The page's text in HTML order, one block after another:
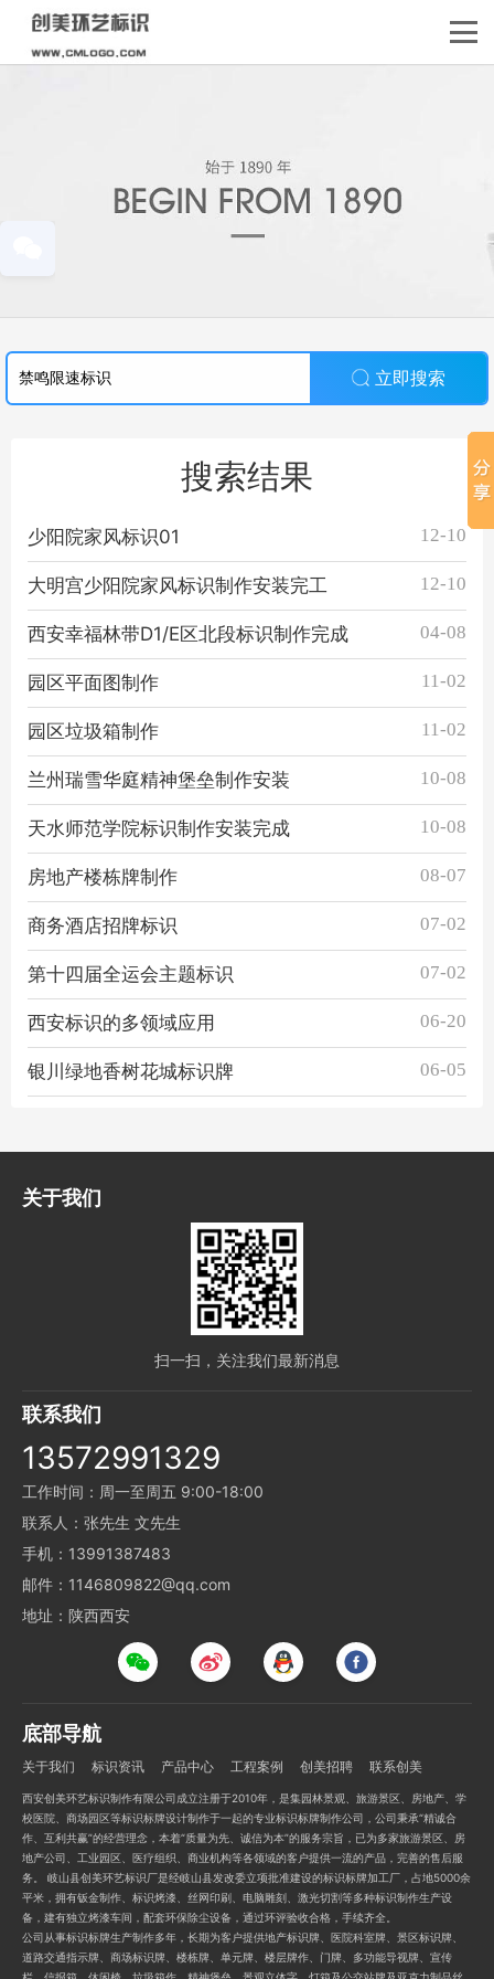
立即搜索
搜索结果
少阳院家风标识01 12-10
大明宫少阳院家风标识制作安装完工 12-10
西安幸福林带D1/E区北段标识制作完成 04-08
园区平面图制作 11-02
园区垃圾箱制作 11-02
兰州瑞雪华庭精神堡垒制作安装 10-08
天水师范学院标识制作安装完成 10-08
房地产楼栋牌制作 08-07
商务酒店招牌标识 07-02
第十四届全运会主题标识 07-02
西安标识的多领域应用 06-20
银川绿地香树花城标识牌 06-05
关于我们
扫一扫，关注我们最新消息
联系我们
13572991329
工作时间：周一至周五 9:00-18:00
联系人：张先生 文先生
手机：13991387483
邮件：1146809822@qq.com
地址：陕西西安
底部导航
关于我们 标识资讯 产品中心 工程案例 创美招聘 联系创美
西安创美环艺标识制作有限公司成立注册于2010年，是集园林景观、旅游景区、房地产、学
校医院、商场园区等标识标牌设计制作于一起的专业标识标牌制作公司，公司秉承“精诚合
作、互利共赢”的经营理念，本着“质量为先、诚信为本”的服务宗旨，已为多家旅游景区、房
地产公司、工业园区、医疗组织、商业机构等各领域的客户提供一流的产品，完善的售后服
务。 岐山县创美环艺标识厂是经岐山县发改委立项批准建设的标识标牌加工厂，占地5000余
平米，拥有钣金制作、标识烤漆、丝网印刷、电脑雕刻、激光切割等多种标识制作生产设
备，建有独立烤漆车间，配套环保除尘设备，通过环评验收合格，手续齐全。
公司从事标识标牌生产制作多年，长期为客户提供地产标识牌、医院科室牌、景区标识牌、
道路交通指示牌、商场标识牌、楼栋牌、单元牌、楼层牌作、门牌、多功能导视牌、宣传
栏、信报箱、休闲椅、垃圾箱作，精神堡垒，景观立体字，灯箱及公交站牌及亚克力制品丝